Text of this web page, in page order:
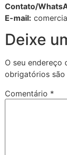
Contato/
E-mail:
Deixe
O seu endereço
obrigatórios
Comentário *